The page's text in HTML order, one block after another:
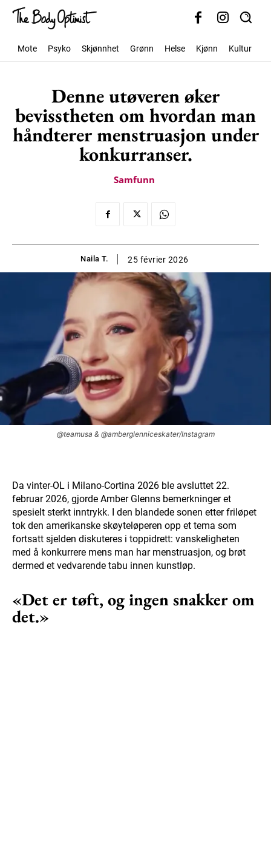
Mote Psyko Skjønnhet Grønn Helse Kjønn Kultur
Denne utøveren øker
bevisstheten om hvordan man
håndterer menstruasjon under
konkurranser.
Samfunn
Naila T. 25 février 2026
@teamusa & @amberglenniceskater/Instagram
Da vinter-OL i Milano-Cortina 2026 ble avsluttet 22.
februar 2026, gjorde Amber Glenns bemerkninger et
spesielt sterkt inntrykk. I den blandede sonen etter friløpet
tok den amerikanske skøyteløperen opp et tema som
fortsatt sjelden diskuteres i toppidrett: vanskeligheten
med å konkurrere mens man har menstruasjon, og brøt
dermed et vedvarende tabu innen kunstløp.
«Det er tøft, og ingen snakker om
det.»